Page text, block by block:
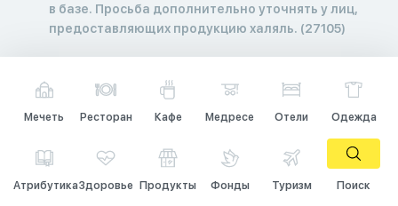
в базе. Просьба дополнительно уточнять у лиц,
предоставляющих продукцию халяль. (27105)
Мечеть Ресторан Кафе Медресе Отели Одежда
АтрибутикаЗдоровье Продукты Фонды Туризм Поиск